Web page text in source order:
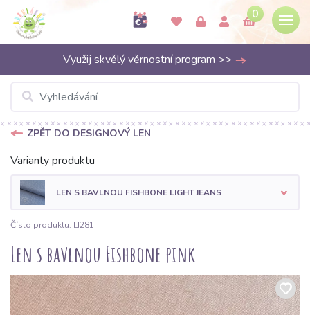
0
Využij skvělý věrnostní program >>
ZPĚT DO DESIGNOVÝ LEN
Varianty produktu
LEN S BAVLNOU FISHBONE LIGHT JEANS
Číslo produktu: LI281
Len s bavlnou Fishbone pink